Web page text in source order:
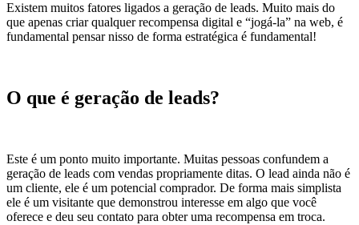
Existem muitos fatores ligados a geração de leads. Muito mais do
que apenas criar qualquer recompensa digital e “jogá-la” na web, é
fundamental pensar nisso de forma estratégica é fundamental!
O que é geração de leads?
Este é um ponto muito importante. Muitas pessoas confundem a
geração de leads com vendas propriamente ditas. O lead ainda não é
um cliente, ele é um potencial comprador. De forma mais simplista
ele é um visitante que demonstrou interesse em algo que você
oferece e deu seu contato para obter uma recompensa em troca.